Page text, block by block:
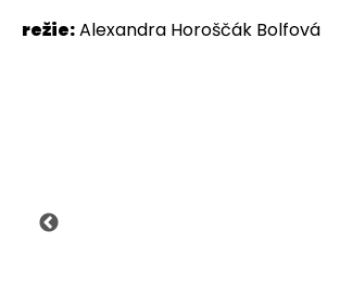
režie:Alexandra Horoščák Bolfová